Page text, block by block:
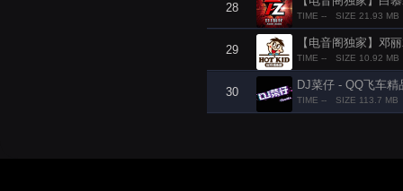
28
TIME -- SIZE 21.93 MB
29
【电音阁独家】邓
TIME -- SIZE 10.92 MB
30
DJ菜仔 - QQ飞车精
TIME -- SIZE 113.7 MB